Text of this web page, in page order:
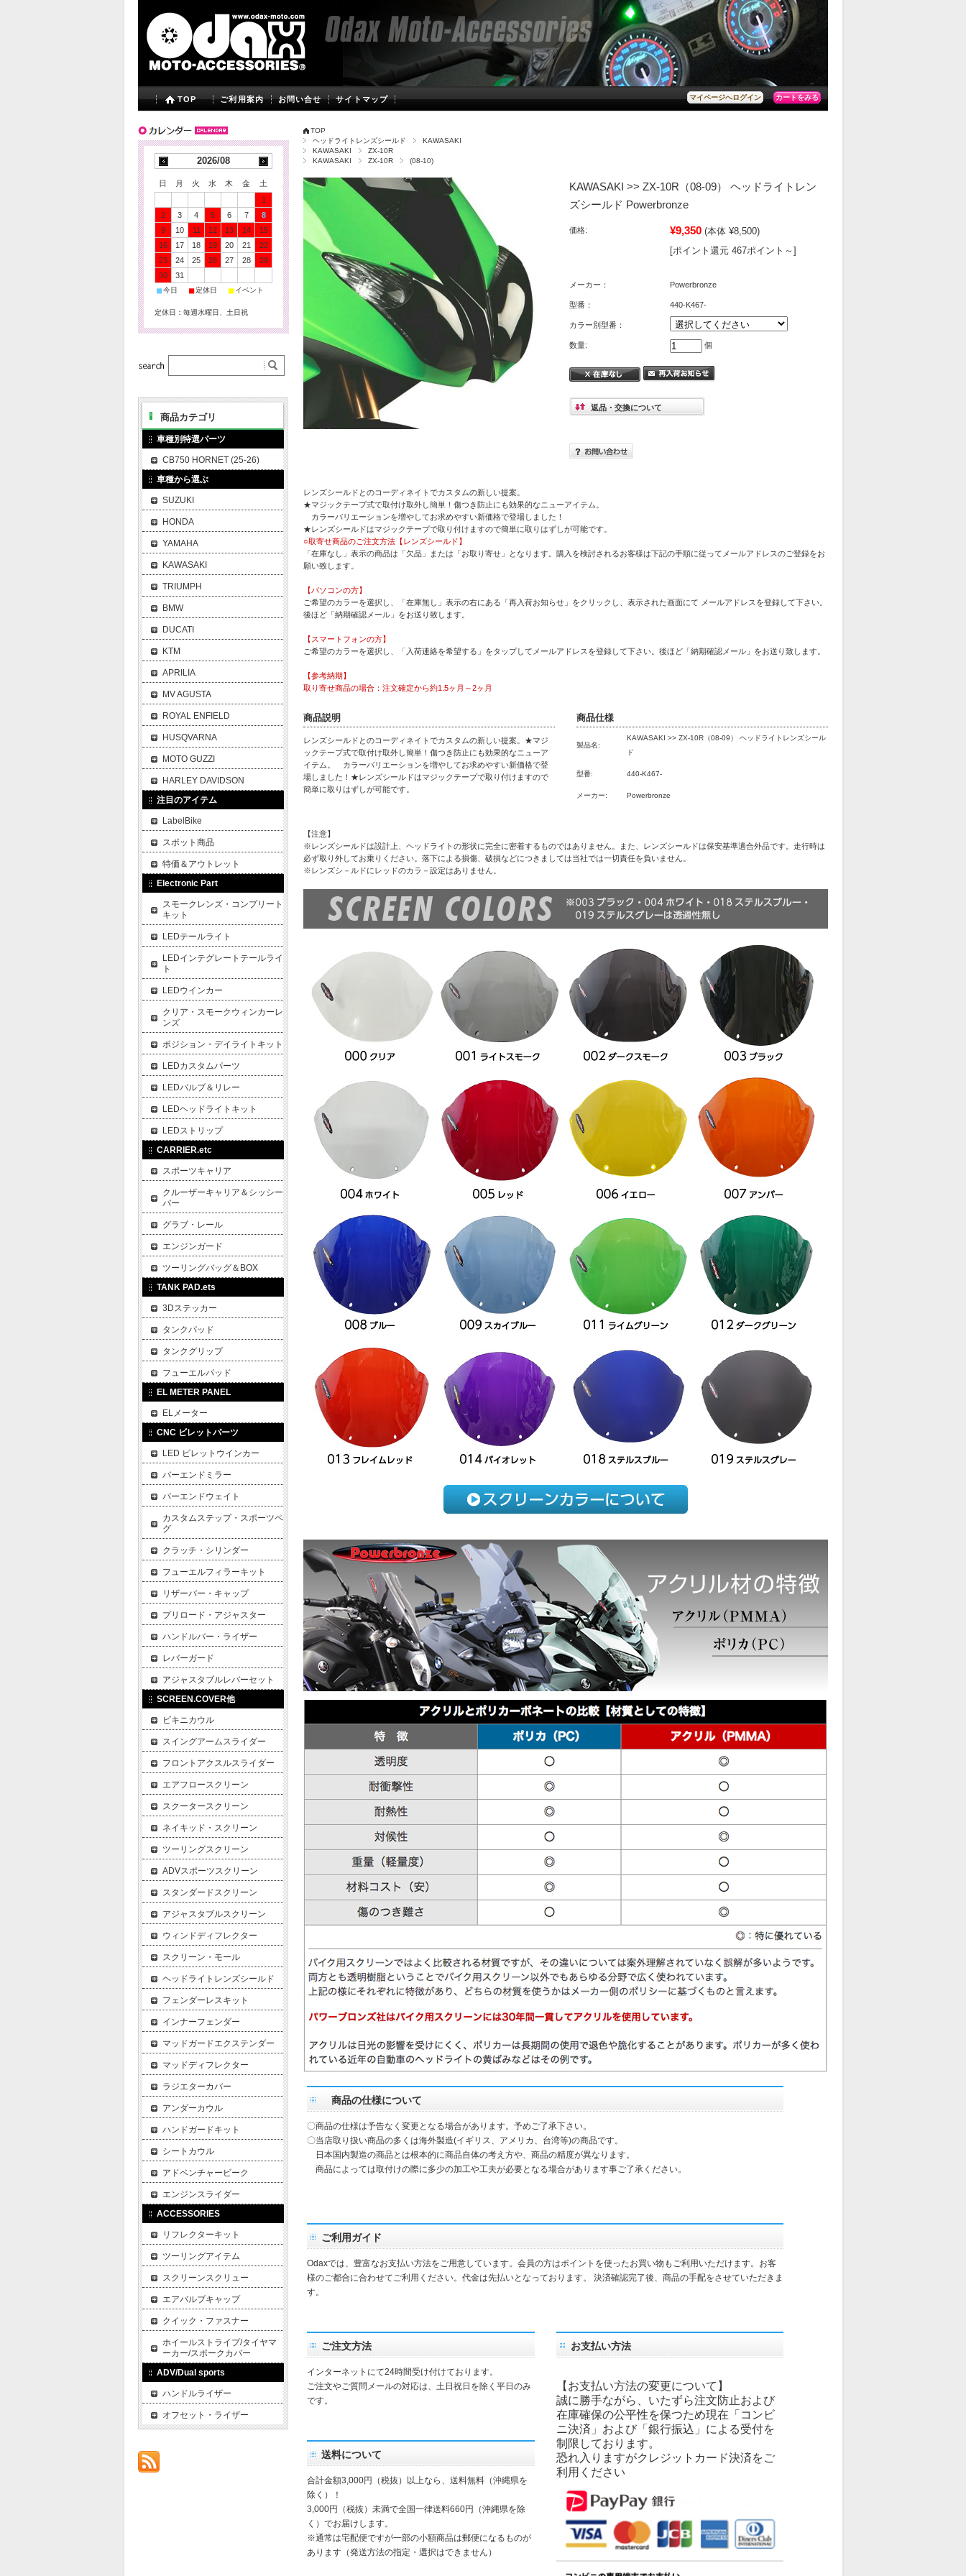
マイページへログイン カートをみる
TOP ご利用案内 お問い合せ サイトマップ
TOP
ヘッドライトレンズシールド
KAWASAKI
KAWASAKI
ZX-10R
KAWASAKI
ZX-10R (08-10)
KAWASAKI >> ZX-10R（08-09） ヘッドライトレン
ズシールド Powerbronze
価格: ¥9,350 (本体 ¥8,500)
[ポイント還元 467ポイント～]
メーカー： Powerbronze
型番： 440-K467-
カラー別型番：
数量: 個
返品・交換について
レンズシールドとのコーディネイトでカスタムの新しい提案。
★マジックテープ式で取付け取外し簡単！傷つき防止にも効果的なニューアイテム。
カラーバリエーションを増やしてお求めやすい新価格で登場しました！
★レンズシールドはマジックテープで取り付けますので簡単に取りはずしが可能です。
○取寄せ商品のご注文方法【レンズシールド】
「在庫なし」表示の商品は「欠品」または「お取り寄せ」となります。購入を検討されるお客様は下記の手順に従ってメールアドレスのご登録をお
願い致します。
【パソコンの方】
ご希望のカラーを選択し、「在庫無し」表示の右にある「再入荷お知らせ」をクリックし、表示された画面にて メールアドレスを登録して下さい。
後ほど「納期確認メール」をお送り致します。
【スマートフォンの方】
ご希望のカラーを選択し、「入荷連絡を希望する」をタップしてメールアドレスを登録して下さい。後ほど「納期確認メール」をお送り致します。
【参考納期】
取り寄せ商品の場合：注文確定から約1.5ヶ月～2ヶ月
商品説明
レンズシールドとのコーディネイトでカスタムの新しい提案。★マジ
ックテープ式で取付け取外し簡単！傷つき防止にも効果的なニューア
イテム。 カラーバリエーションを増やしてお求めやすい新価格で登
場しました！★レンズシールドはマジックテープで取り付けますので
簡単に取りはずしが可能です。
商品仕様
製品名:
KAWASAKI >> ZX-10R（08-09） ヘッドライトレンズシール
ド
型番: 440-K467-
メーカー: Powerbronze
【注意】
※レンズシールドは設計上、ヘッドライトの形状に完全に密着するものではありません。また、レンズシールドは保安基準適合外品です。走行時は
必ず取り外してお乗りください。落下による損傷、破損などにつきましては当社では一切責任を負いません。
※レンズシ－ルドにレッドのカラ－設定はありません。
商品の仕様について
〇商品の仕様は予告なく変更となる場合があります。予めご了承下さい。
〇当店取り扱い商品の多くは海外製造(イギリス、アメリカ、台湾等)の商品です。
日本国内製造の商品とは根本的に商品自体の考え方や、商品の精度が異なります。
商品によっては取付けの際に多少の加工や工夫が必要となる場合があります事ご了承ください。
ご利用ガイド
Odaxでは、豊富なお支払い方法をご用意しています。会員の方はポイントを使ったお買い物もご利用いただけます。お客
様のご都合に合わせてご利用ください。代金は先払いとなっております。 決済確認完了後、商品の手配をさせていただきま
す。
ご注文方法
インターネットにて24時間受け付けております。
ご注文やご質問メールの対応は、土日祝日を除く平日のみ
です。
送料について
合計金額3,000円（税抜）以上なら、送料無料（沖縄県を
除く）！
3,000円（税抜）未満で全国一律送料660円（沖縄県を除
く）でお届けします。
※通常は宅配便ですが一部の小額商品は郵便になるものが
あります（発送方法の指定・選択はできません）
お支払い方法
【お支払い方法の変更について】
誠に勝手ながら、いたずら注文防止および
在庫確保の公平性を保つため現在「コンビ
ニ決済」および「銀行振込」による受付を
制限しております。
恐れ入りますがクレジットカード決済をご
利用ください
2026/08
日 月 火 水 木 金
土
1
2
3 4 5 6 7
8
9
10 11 12 13 14
15
16
17 18 19 20 21
22
23
24 25 26 27 28
29
30
31
■ 今日 ■ 定休日 ■ イベント
定休日：毎週水曜日、土日祝
商品カテゴリ
車種別特選パーツ
CB750 HORNET (25-26)
車種から選ぶ
SUZUKI
HONDA
YAMAHA
KAWASAKI
TRIUMPH
BMW
DUCATI
KTM
APRILIA
MV AGUSTA
ROYAL ENFIELD
HUSQVARNA
MOTO GUZZI
HARLEY DAVIDSON
注目のアイテム
LabelBike
スポット商品
特価＆アウトレット
Electronic Part
スモークレンズ・コンプリート
キット
LEDテールライト
LEDインテグレートテールライ
ト
LEDウインカー
クリア・スモークウィンカーレ
ンズ
ポジション・デイライトキット
LEDカスタムパーツ
LEDバルブ＆リレー
LEDヘッドライトキット
LEDストリップ
CARRIER.etc
スポーツキャリア
クルーザーキャリア＆シッシー
バー
グラブ・レール
エンジンガード
ツーリングバッグ＆BOX
TANK PAD.ets
3Dステッカー
タンクパッド
タンクグリップ
フューエルパッド
EL METER PANEL
ELメーター
CNC ビレットパーツ
LED ビレットウインカー
バーエンドミラー
バーエンドウェイト
カスタムステップ・スポーツペ
グ
クラッチ・シリンダー
フューエルフィラーキット
リザーバー・キャップ
プリロード・アジャスター
ハンドルバー・ライザー
レバーガード
アジャスタブルレバーセット
SCREEN.COVER他
ビキニカウル
スイングアームスライダー
フロントアクスルスライダー
エアフロースクリーン
スクータースクリーン
ネイキッド・スクリーン
ツーリングスクリーン
ADVスポーツスクリーン
スタンダードスクリーン
アジャスタブルスクリーン
ウィンドディフレクター
スクリーン・モール
ヘッドライトレンズシールド
フェンダーレスキット
インナーフェンダー
マッドガードエクステンダー
マッドディフレクター
ラジエターカバー
アンダーカウル
ハンドガードキット
シートカウル
アドベンチャービーク
エンジンスライダー
ACCESSORIES
リフレクターキット
ツーリングアイテム
スクリーンスクリュー
エアバルブキャップ
クイック・ファスナー
ホイールストライプ/タイヤマ
ーカー/スポークカバー
ADV/Dual sports
ハンドルライザー
オフセット・ライザー